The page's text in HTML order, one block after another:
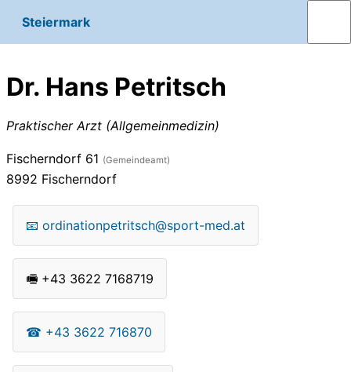
Steiermark
Dr. Hans Petritsch
Praktischer Arzt (Allgemeinmedizin)
Fischerndorf 61 (Gemeindeamt)
8992 Fischerndorf
📧 ordinationpetritsch@sport-med.at
🖷 +43 3622 7168719
☎ +43 3622 716870